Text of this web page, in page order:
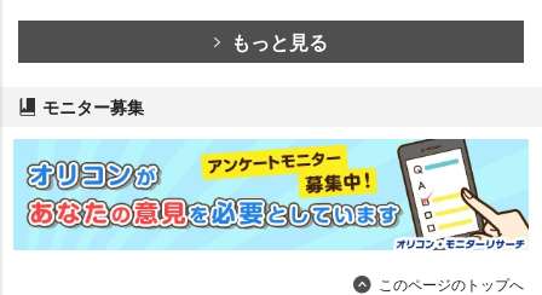
もっと見る
モニター募集
このページのトップへ